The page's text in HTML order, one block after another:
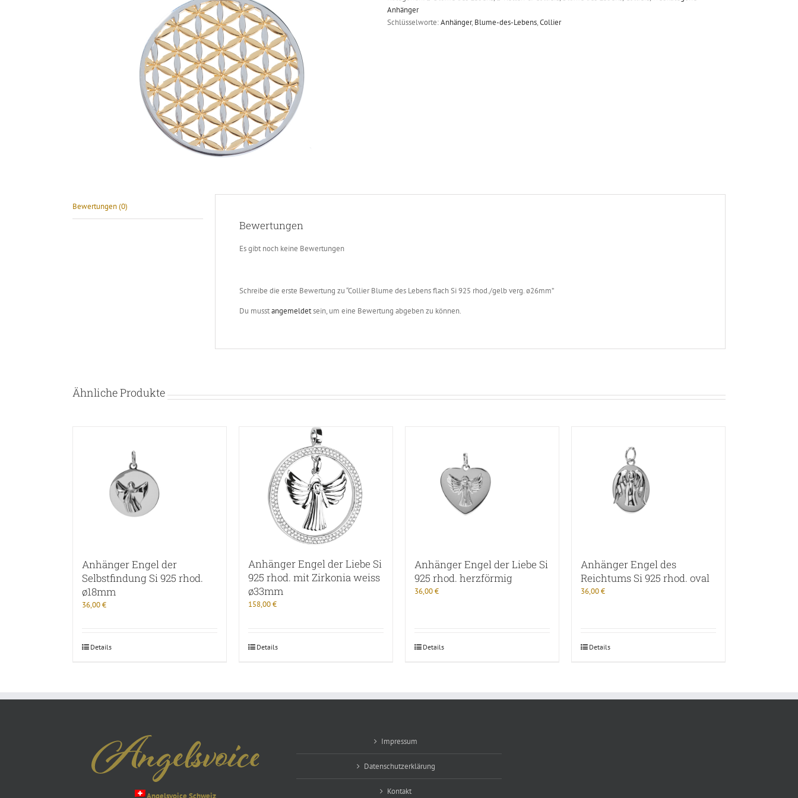
Anhänger
Schlüsselworte:Anhänger, Blume-des-Lebens,Collier
Bewertungen (0)
Bewertungen
Es gibt noch keine Bewertungen
Schreibe die erste Bewertung zu “Collier Blume des Lebens flach Si 925 rhod./gelb verg. ø26mm”
Du musstangemeldetsein, um eine Bewertung abgeben zu können.
Ähnliche Produkte
Anhänger Engel der
Selbstfindung Si 925 rhod.
ø18mm
36,00€
Details
Anhänger Engel der Liebe Si
925 rhod. mit Zirkonia weiss
ø33mm
158,00€
Details
Anhänger Engel der Liebe Si
925 rhod. herzförmig
36,00€
Details
Anhänger Engel des
Reichtums Si 925 rhod. oval
36,00€
Details
Angelsvoice Schweiz
Impressum
Datenschutzerklärung
Kontakt